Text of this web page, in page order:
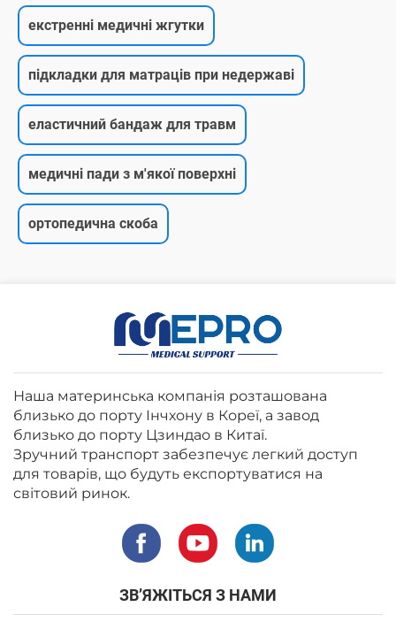
екстренні медичні жгутки
підкладки для матраців при недержаві
еластичний бандаж для травм
медичні пади з м'якої поверхні
ортопедична скоба
Наша материнська компанія розташована
близько до порту Інчхону в Кореї, а завод
близько до порту Цзиндао в Китаї.
Зручний транспорт забезпечує легкий доступ
для товарів, що будуть експортуватися на
світовий ринок.
ЗВ’ЯЖІТЬСЯ З НАМИ